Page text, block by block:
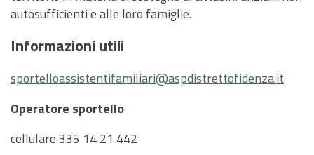
autosufficienti e alle loro famiglie.
Informazioni utili
sportelloassistentifamiliari@aspdistrettofidenza.it
Operatore sportello
cellulare 335 14 21 442